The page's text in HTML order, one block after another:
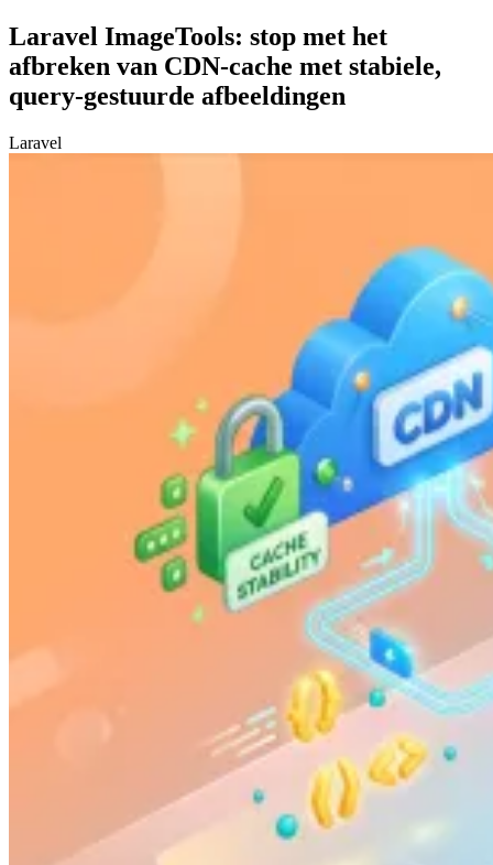
Laravel ImageTools: stop met het
afbreken van CDN-cache met stabiele,
query-gestuurde afbeeldingen
Laravel